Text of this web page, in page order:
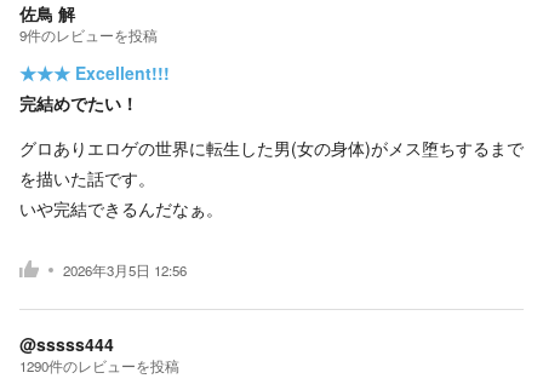
佐鳥 解
9件のレビューを投稿
★★★ Excellent!!!
完結めでたい！
グロありエロゲの世界に転生した男(女の身体)がメス堕ちするまで
を描いた話です。
いや完結できるんだなぁ。
2026年3月5日 12:56
@sssss444
1290件のレビューを投稿